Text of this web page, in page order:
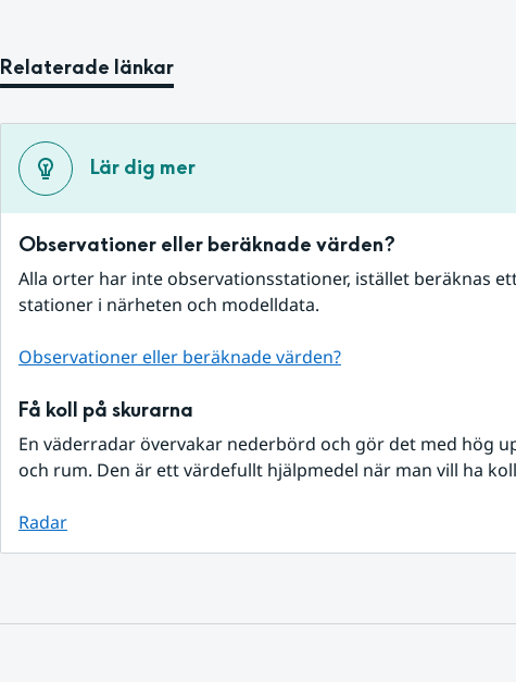
Relaterade länkar
Lär dig mer
Observationer eller beräknade värden?
Alla orter har inte observationsstationer, istället beräknas
stationer i närheten och modelldata.
Observationer eller beräknade värden?
Få koll på skurarna
En väderradar övervakar nederbörd och gör det med hög
och rum. Den är ett värdefullt hjälpmedel när man vill ha
Radar